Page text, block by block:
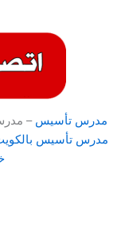
مدرس تأسيس –
مدرس تأسيس